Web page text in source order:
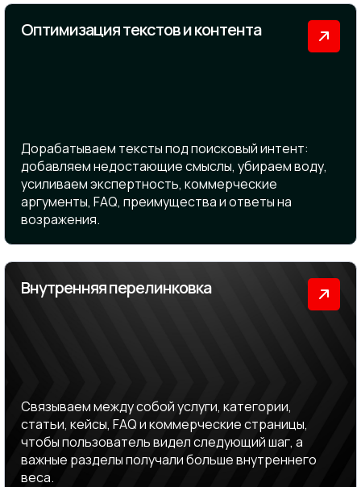
Оптимизация текстов и контента
Дорабатываем тексты под поисковый интент:
добавляем недостающие смыслы, убираем воду,
усиливаем экспертность, коммерческие
аргументы, FAQ, преимущества и ответы на
возражения.
Внутренняя перелинковка
Связываем между собой услуги, категории,
статьи, кейсы, FAQ и коммерческие страницы,
чтобы пользователь видел следующий шаг, а
важные разделы получали больше внутреннего
веса.